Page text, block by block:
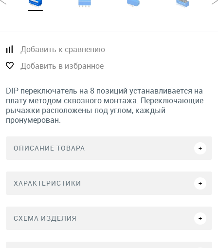
Добавить к сравнению
Добавить в избранное
DIP переключатель на 8 позиций устанавливается на
плату методом сквозного монтажа. Переключающие
рычажки расположены под углом, каждый
пронумерован.
ОПИСАНИЕ ТОВАРА
ХАРАКТЕРИСТИКИ
СХЕМА ИЗДЕЛИЯ